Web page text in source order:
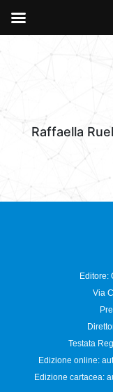
Raffaella
Editore:
Via
Testata
Edizione online:
Edizione cartacea: